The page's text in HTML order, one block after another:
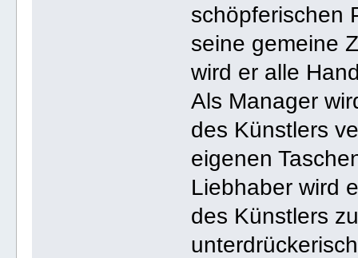
schöpferischen
seine gemeine
wird er alle
Als Manager
des Künstlers
eigenen
Liebhaber wird
des Künstlers